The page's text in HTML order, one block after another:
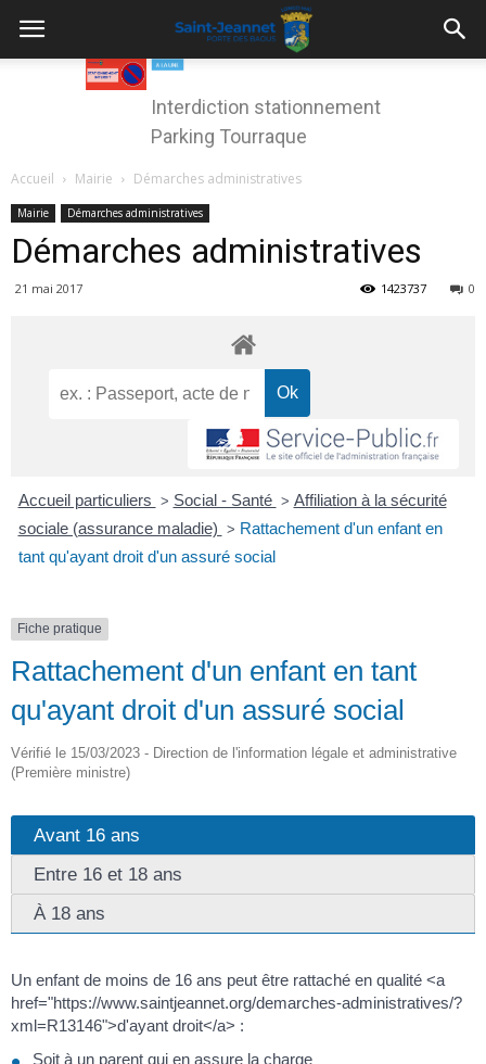
Interdiction stationnement
Parking Tourraque
Accueil Mairie Démarches administratives
Mairie Démarches administratives
Démarches administratives
21 mai 2017 0
1423737
Accueil particuliers > Social - Santé > Affiliation à la sécurité
sociale (assurance maladie) > Rattachement d'un enfant en
tant qu'ayant droit d'un assuré social
Fiche pratique
Rattachement d'un enfant en tant
qu'ayant droit d'un assuré social
Vérifié le 15/03/2023 - Direction de l'information légale et administrative
(Première ministre)
Avant 16 ans
Entre 16 et 18 ans
À 18 ans
Un enfant de moins de 16 ans peut être rattaché en qualité <a
href="https://www.saintjeannet.org/demarches-administratives/?
xml=R13146">d'ayant droit</a> :
Soit à un parent qui en assure la charge